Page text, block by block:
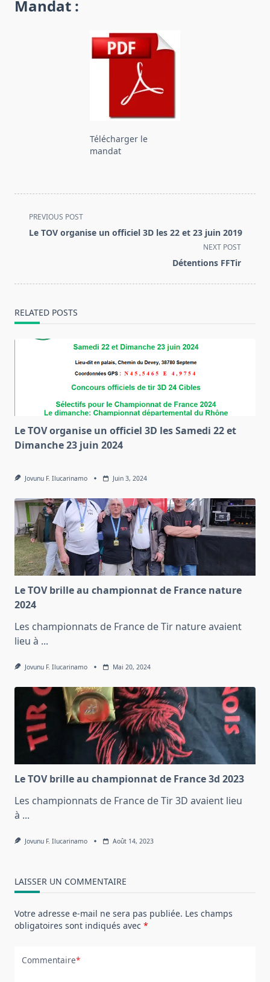
Mandat :
Télécharger le
mandat
<span
class="nav-
text">Page</span>
PREVIOUS POST
Le TOV organise un officiel 3D les 22 et 23 juin 2019
NEXT POST
Détentions FFTir
RELATED POSTS
Le TOV organise un officiel 3D les Samedi 22 et
Dimanche 23 juin 2024
Jovunu F. Ilucarinamo Juin 3, 2024
Le TOV brille au championnat de France nature
2024
Les championnats de France de Tir nature avaient
lieu à ...
Jovunu F. Ilucarinamo Mai 20, 2024
Le TOV brille au championnat de France 3d 2023
Les championnats de France de Tir 3D avaient lieu
à ...
Jovunu F. Ilucarinamo Août 14, 2023
LAISSER UN COMMENTAIRE
Votre adresse e-mail ne sera pas publiée. Les champs
obligatoires sont indiqués avec *
Commentaire*